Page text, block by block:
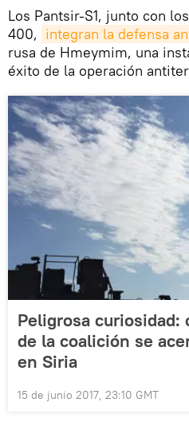
Los Pantsir-S1, junto con
400, integran la defensa
rusa de Hmeymim, una
éxito de la operación
Peligrosa curiosidad:
de la coalición se
en Siria
15 de junio 2017, 23:10 GMT